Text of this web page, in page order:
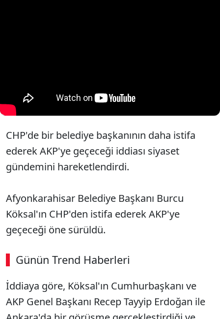
CHP'de bir belediye başkanının daha istifa
ederek AKP'ye geçeceği iddiası siyaset
gündemini hareketlendirdi.
Afyonkarahisar Belediye Başkanı Burcu
Köksal'ın CHP'den istifa ederek AKP'ye
geçeceği öne sürüldü.
Günün Trend Haberleri
İddiaya göre, Köksal'ın Cumhurbaşkanı ve
AKP Genel Başkanı Recep Tayyip Erdoğan ile